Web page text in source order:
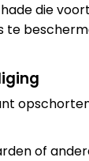
die
te
of